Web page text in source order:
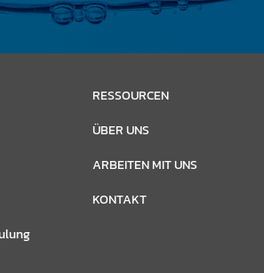
RESSOURCEN
ÜBER UNS
ARBEITEN MIT UNS
KONTAKT